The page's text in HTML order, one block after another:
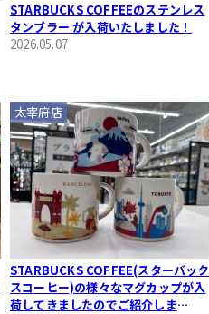
STARBUCKS COFFEEのステンレス
タンブラー が入荷いたしました！
2026.05.07
STARBUCKS COFFEE(スターバック
スコーヒー)の様々なマグカップが入
荷してきましたのでご紹介しま
太宰府店